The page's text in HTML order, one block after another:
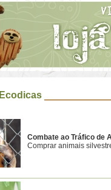
Ecodicas
Combate ao Tráfico de
Comprar animais